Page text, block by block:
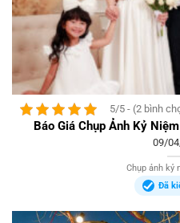
5/5 - (2 bình
Báo Giá Chụp Ảnh Kỷ
09/
Chụp ảnh kỷ
Đã